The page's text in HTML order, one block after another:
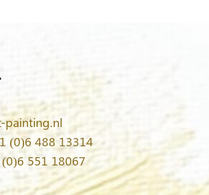
painting.nl
(0)6 488 13314
551 18067